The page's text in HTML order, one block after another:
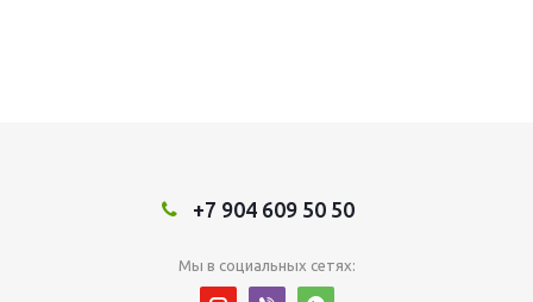
+7 904 609 50 50
Мы в социальных сетях: